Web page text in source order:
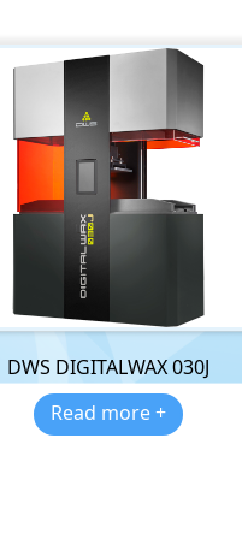
DWS DIGITALWAX 030J
Read more +